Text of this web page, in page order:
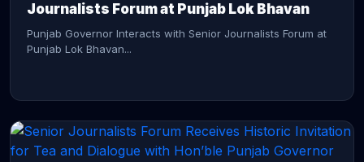
Journalists Forum at Punjab Lok Bhavan
Punjab Governor Interacts with Senior Journalists Forum at
Punjab Lok Bhavan...